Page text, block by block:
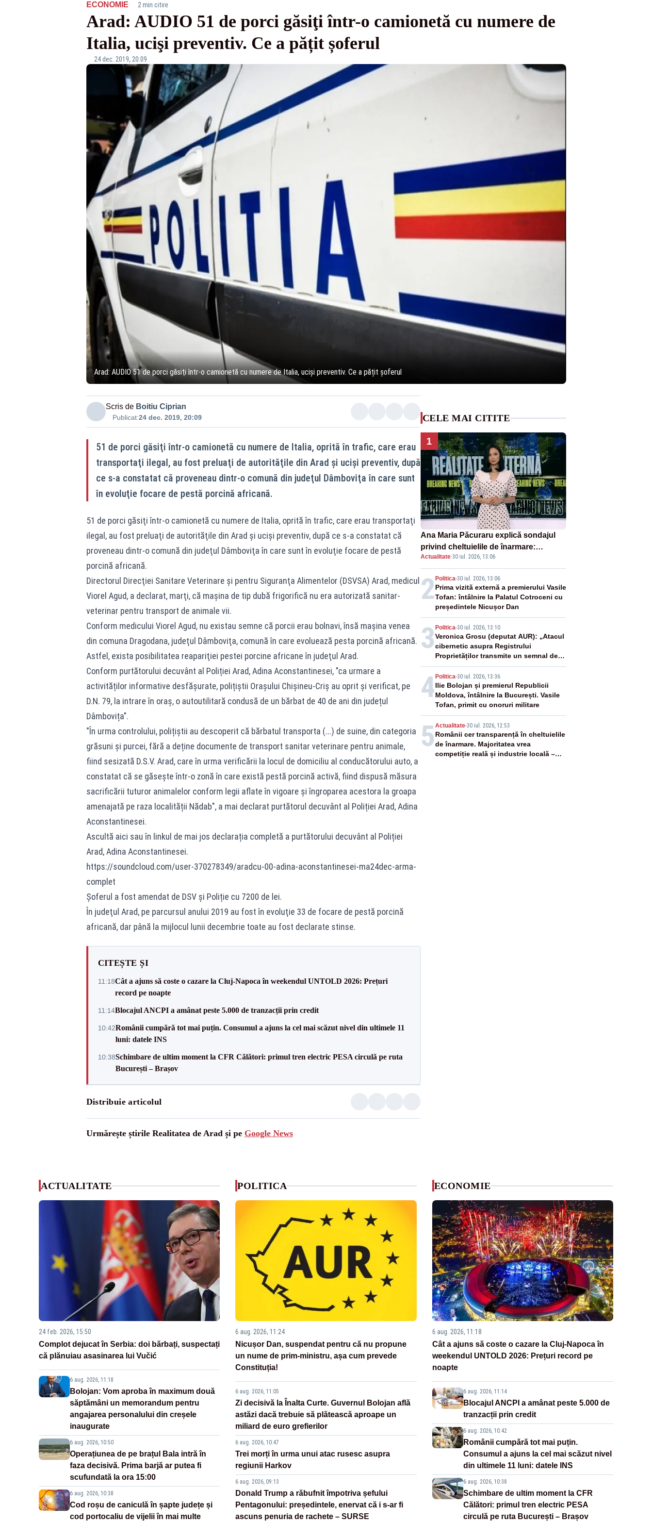
ECONOMIE· 2 min citire
Arad: AUDIO 51 de porci găsiţi într-o camionetă cu numere de
Italia, ucişi preventiv. Ce a pățit șoferul
24 dec. 2019, 20:09
Arad: AUDIO 51 de porci găsiţi într-o camionetă cu numere de Italia, ucişi preventiv. Ce a pățit șoferul
Scris de Boitiu Ciprian
Publicat:24 dec. 2019, 20:09
51 de porci găsiţi într-o camionetă cu numere de Italia, oprită în trafic, care erau
transportaţi ilegal, au fost preluaţi de autorităţile din Arad şi ucişi preventiv, după
ce s-a constatat că proveneau dintr-o comună din judeţul Dâmboviţa în care sunt
în evoluţie focare de pestă porcină africană.
51 de porci găsiţi într-o camionetă cu numere de Italia, oprită în trafic, care erau transportaţi
ilegal, au fost preluaţi de autorităţile din Arad şi ucişi preventiv, după ce s-a constatat că
proveneau dintr-o comună din judeţul Dâmboviţa în care sunt în evoluţie focare de pestă
porcină africană.
Directorul Direcţiei Sanitare Veterinare şi pentru Siguranţa Alimentelor (DSVSA) Arad, medicul
Viorel Agud, a declarat, marţi, că mașina de tip dubă frigorifică nu era autorizată sanitar-
veterinar pentru transport de animale vii.
Conform medicului Viorel Agud, nu existau semne că porcii erau bolnavi, însă maşina venea
din comuna Dragodana, judeţul Dâmboviţa, comună în care evoluează pesta porcină africană.
Astfel, exista posibilitatea reapariţiei pestei porcine africane în judeţul Arad.
Conform purtătorului decuvânt al Poliției Arad, Adina Aconstantinesei, "ca urmare a
activităților informative desfășurate, polițiștii Orașului Chișineu-Criș au oprit și verificat, pe
D.N. 79, la intrare în oraș, o autoutilitară condusă de un bărbat de 40 de ani din județul
Dâmbovița".
"În urma controlului, polițiștii au descoperit că bărbatul transporta (...) de suine, din categoria
grăsuni și purcei, fără a deține documente de transport sanitar veterinare pentru animale,
fiind sesizată D.S.V. Arad, care în urma verificării la locul de domiciliu al conducătorului auto, a
constatat că se găsește într-o zonă în care există pestă porcină activă, fiind dispusă măsura
sacrificării tuturor animalelor conform legii aflate în vigoare și îngroparea acestora la groapa
amenajată pe raza localității Nădab", a mai declarat purtătorul decuvânt al Poliției Arad, Adina
Aconstantinesei.
Ascultă aici sau în linkul de mai jos declarația completă a purtătorului decuvânt al Poliției
Arad, Adina Aconstantinesei.
https://soundcloud.com/user-370278349/aradcu-00-adina-aconstantinesei-ma24dec-arma-
complet
Şoferul a fost amendat de DSV și Poliție cu 7200 de lei.
În judeţul Arad, pe parcursul anului 2019 au fost în evoluţie 33 de focare de pestă porcină
africană, dar până la mijlocul lunii decembrie toate au fost declarate stinse.
CITEȘTE ȘI
11:18Cât a ajuns să coste o cazare la Cluj-Napoca în weekendul UNTOLD 2026: Prețuri
record pe noapte
11:14Blocajul ANCPI a amânat peste 5.000 de tranzacții prin credit
10:42Românii cumpără tot mai puțin. Consumul a ajuns la cel mai scăzut nivel din ultimele 11
luni: datele INS
10:38Schimbare de ultim moment la CFR Călători: primul tren electric PESA circulă pe ruta
București – Brașov
Distribuie articolul
Urmărește știrile Realitatea de Arad și pe Google News
CELE MAI CITITE
1
Ana Maria Păcuraru explică sondajul
privind cheltuielile de înarmare:
Românii cer transparență în achiziții și
un echilibru între partenerii externi
Actualitate·30 iul. 2026, 13:06
2 Politica-30 iul. 2026, 13:06
Prima vizită externă a premierului Vasile
Tofan: întâlnire la Palatul Cotroceni cu
președintele Nicușor Dan
3 Politica-30 iul. 2026, 13:10
Veronica Grosu (deputat AUR): „Atacul
cibernetic asupra Registrului
Proprietăților transmite un semnal de
neîncredere investitorilor”
4 Politica-30 iul. 2026, 13:36
Ilie Bolojan și premierul Republicii
Moldova, întâlnire la București. Vasile
Tofan, primit cu onoruri militare
5 Actualitate-30 iul. 2026, 12:53
Românii cer transparență în cheltuielile
de înarmare. Majoritatea vrea
competiție reală și industrie locală –
ACTUALITATE
24 feb. 2026, 15:50
Complot dejucat în Serbia: doi bărbați, suspectați
că plănuiau asasinarea lui Vučić
6 aug. 2026, 11:18
Bolojan: Vom aproba în maximum două
săptămâni un memorandum pentru
angajarea personalului din creșele
inaugurate
6 aug. 2026, 10:50
Operațiunea de pe brațul Bala intră în
faza decisivă. Prima barjă ar putea fi
scufundată la ora 15:00
6 aug. 2026, 10:38
Cod roșu de caniculă în șapte județe și
cod portocaliu de vijelii în mai multe
POLITICA
6 aug. 2026, 11:24
Nicușor Dan, suspendat pentru că nu propune
un nume de prim-ministru, așa cum prevede
Constituția!
6 aug. 2026, 11:05
Zi decisivă la Înalta Curte. Guvernul Bolojan află
astăzi dacă trebuie să plătească aproape un
miliard de euro grefierilor
6 aug. 2026, 10:47
Trei morți în urma unui atac rusesc asupra
regiunii Harkov
6 aug. 2026, 09:13
Donald Trump a răbufnit împotriva șefului
Pentagonului: președintele, enervat că i s-ar fi
ascuns penuria de rachete – SURSE
ECONOMIE
6 aug. 2026, 11:18
Cât a ajuns să coste o cazare la Cluj-Napoca în
weekendul UNTOLD 2026: Prețuri record pe
noapte
6 aug. 2026, 11:14
Blocajul ANCPI a amânat peste 5.000 de
tranzacții prin credit
6 aug. 2026, 10:42
Românii cumpără tot mai puțin.
Consumul a ajuns la cel mai scăzut nivel
din ultimele 11 luni: datele INS
6 aug. 2026, 10:38
Schimbare de ultim moment la CFR
Călători: primul tren electric PESA
circulă pe ruta București – Brașov